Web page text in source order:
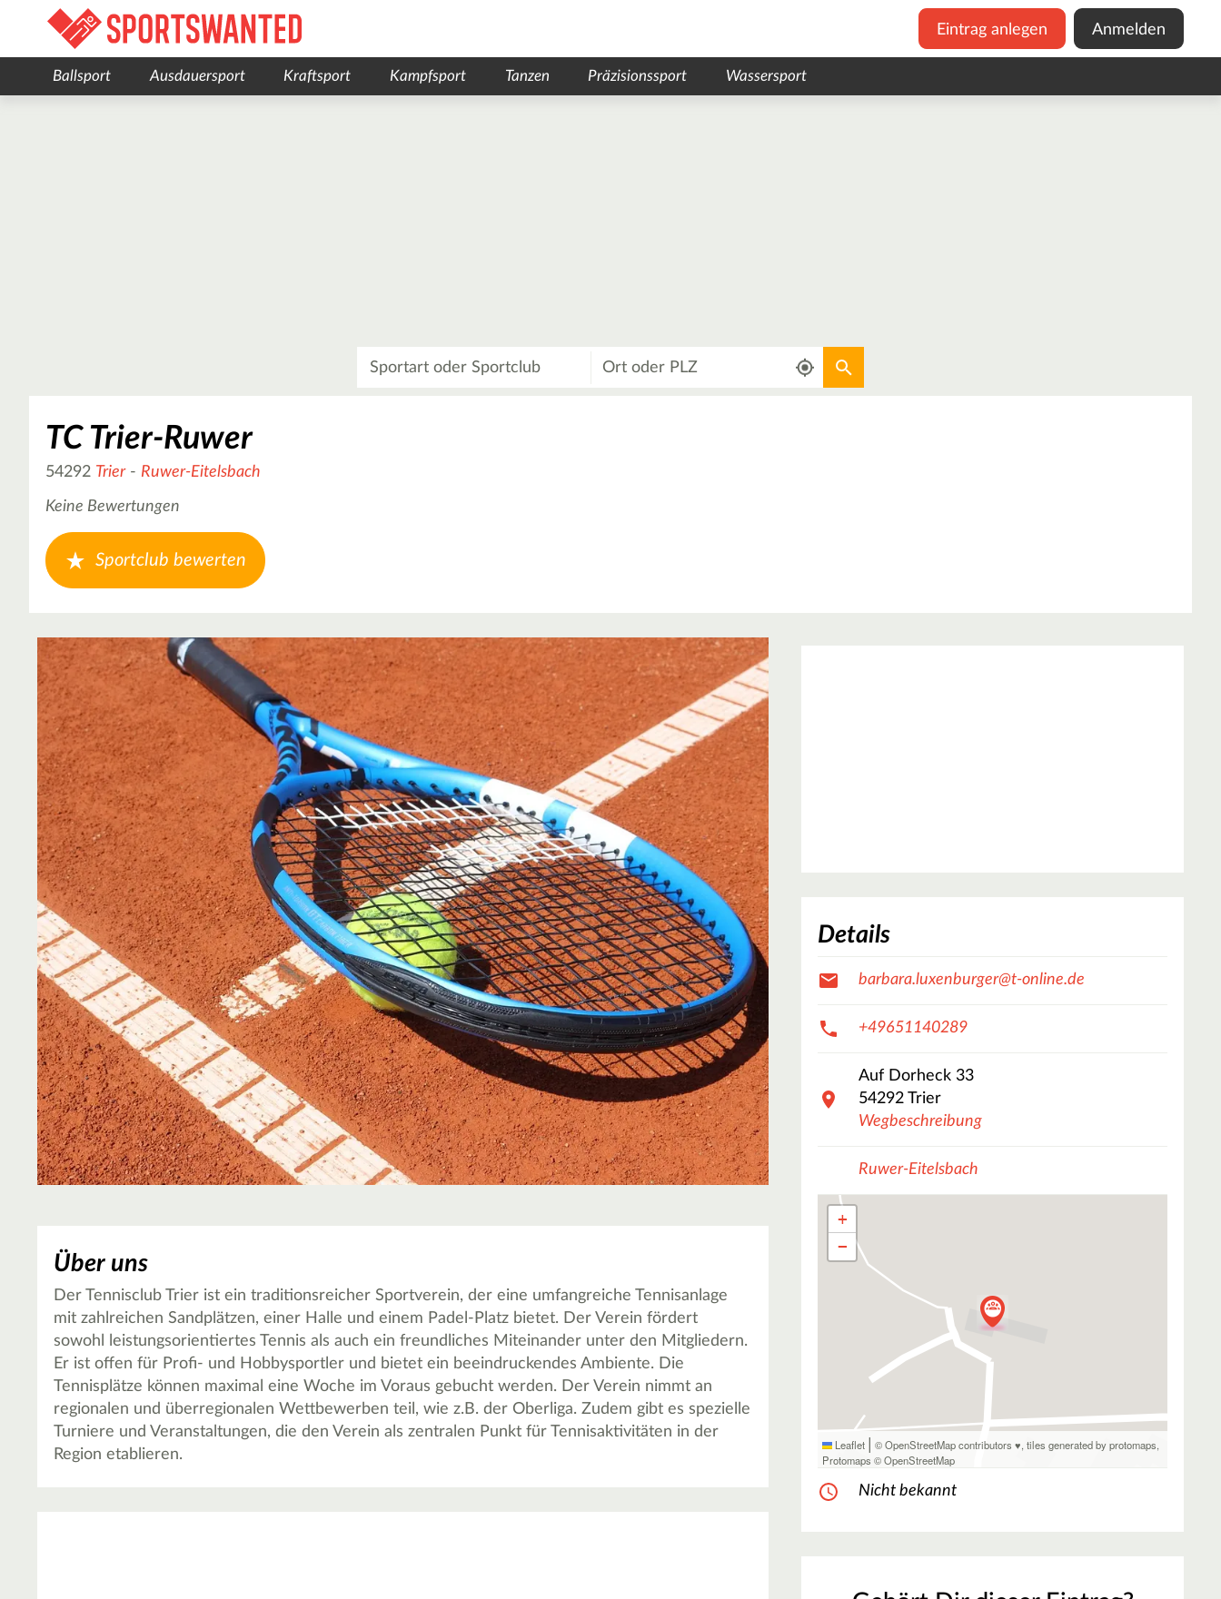
Eintrag anlegen Anmelden
Ballsport Ausdauersport Kraftsport Kampfsport Tanzen Präzisionssport Wassersport
Aktuellen Standort verwenden
TC Trier-Ruwer
54292 Trier- Ruwer-Eitelsbach
Keine Bewertungen
Sportclub bewerten
Über uns
Der Tennisclub Trier ist ein traditionsreicher Sportverein, der eine umfangreiche Tennisanlage
mit zahlreichen Sandplätzen, einer Halle und einem Padel-Platz bietet. Der Verein fördert
sowohl leistungsorientiertes Tennis als auch ein freundliches Miteinander unter den Mitgliedern.
Er ist offen für Profi- und Hobbysportler und bietet ein beeindruckendes Ambiente. Die
Tennisplätze können maximal eine Woche im Voraus gebucht werden. Der Verein nimmt an
regionalen und überregionalen Wettbewerben teil, wie z.B. der Oberliga. Zudem gibt es spezielle
Turniere und Veranstaltungen, die den Verein als zentralen Punkt für Tennisaktivitäten in der
Region etablieren.
Details
barbara.luxenburger@t-online.de
+49651140289
Auf Dorheck 33
54292 Trier
Wegbeschreibung
Ruwer-Eitelsbach
+
−
Leaflet | © OpenStreetMap contributors ♥,tiles generated by protomaps,
Protomaps ©OpenStreetMap
Nicht bekannt